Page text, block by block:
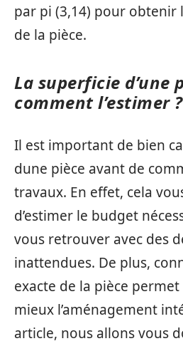
par pi (3,14) pour obtenir
de la pièce.
La superficie d’une
comment l’estimer ?
Il est important de bien
dune pièce avant de
travaux. En effet, cela
d’estimer le budget
vous retrouver avec des
inattendues. De plus,
exacte de la pièce permet
mieux l’aménagement
article, nous allons vous